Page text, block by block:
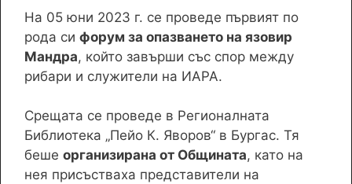
На 05 юни 2023 г. се проведе първият по
рода си форум за опазването на язовир
Мандра, който завърши със спор между
рибари и служители на ИАРА.
Срещата се проведе в Регионалната
Библиотека „Пейо К. Яворов“ в Бургас. Тя
беше организирана от Общината, като на
нея присъстваха представители на